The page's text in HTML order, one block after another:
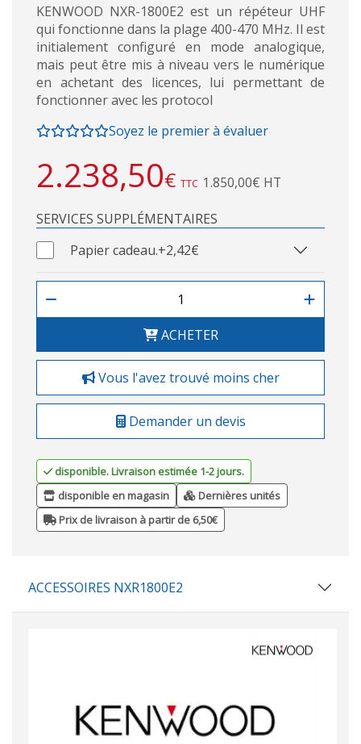
KENWOOD NXR-1800E2 est un répéteur UHF
qui fonctionne dans la plage 400-470 MHz. Il est
initialement configuré en mode analogique,
mais peut être mis à niveau vers le numérique
en achetant des licences, lui permettant de
fonctionner avec les protocol
Soyez le premier à évaluer
2.238,50€ TTC 1.850,00€ HT
SERVICES SUPPLÉMENTAIRES
Papier cadeau.+2,42€
ACHETER
Vous l'avez trouvé moins cher
Demander un devis
disponible. Livraison estimée 1-2 jours.
disponible en magasin
Dernières unités
Prix de livraison à partir de 6,50€
ACCESSOIRES NXR1800E2